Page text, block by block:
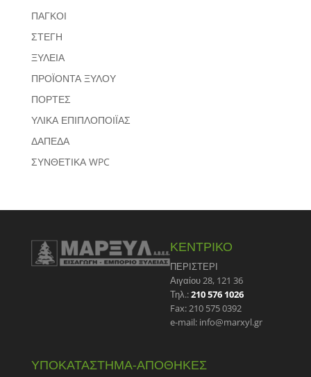
ΠΑΓΚΟΙ
ΣΤΕΓΗ
ΞΥΛΕΙΑ
ΠΡΟΪΟΝΤΑ ΞΥΛΟΥ
ΠΟΡΤΕΣ
ΥΛΙΚΑ ΕΠΙΠΛΟΠΟΙΪΑΣ
ΔΑΠΕΔΑ
ΣΥΝΘΕΤΙΚΑ WPC
ΚΕΝΤΡΙΚΟ
ΠΕΡΙΣΤΕΡΙ
Αιγαίου 28, 121 36
Τηλ.:210 576 1026
Fax: 210 575 0392
e-mail: info@marxyl.gr
ΥΠΟΚΑΤΑΣΤΗΜΑ-ΑΠΟΘΗΚΕΣ